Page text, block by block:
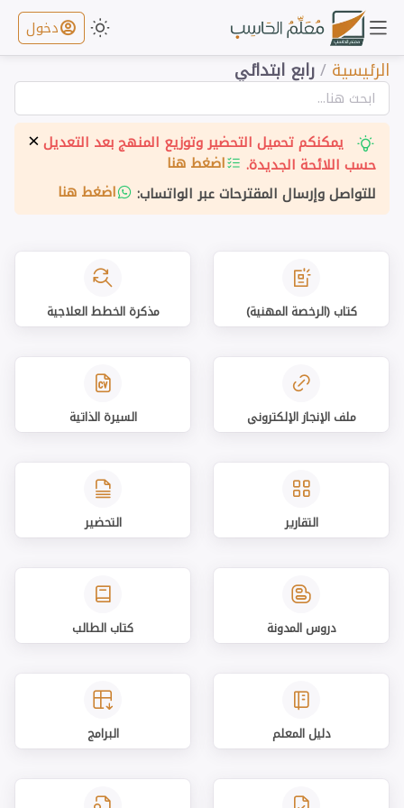
دخول
الرئيسية /رابع ابتدائي
×يمكنكم تحميل التحضير وتوزيع المنهج بعد التعديل
حسب اللائحة الجديدة.
اضغط هنا
للتواصل وإرسال المقترحات عبر الواتساب:
اضغط هنا
كتاب (الرخصة المهنية) مذكرة الخطط العلاجية
ملف الإنجاز الإلكتروني السيرة الذاتية
التقارير التحضير
دروس المدونة كتاب الطالب
دليل المعلم البرامج